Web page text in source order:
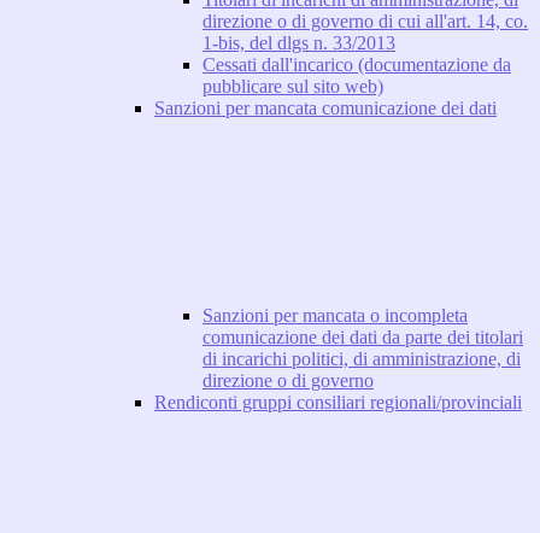
direzione o di governo di cui all'art. 14, co.
1-bis, del dlgs n. 33/2013
Cessati dall'incarico (documentazione da
pubblicare sul sito web)
Sanzioni per mancata comunicazione dei dati
Sanzioni per mancata o incompleta
comunicazione dei dati da parte dei titolari
di incarichi politici, di amministrazione, di
direzione o di governo
Rendiconti gruppi consiliari regionali/provinciali